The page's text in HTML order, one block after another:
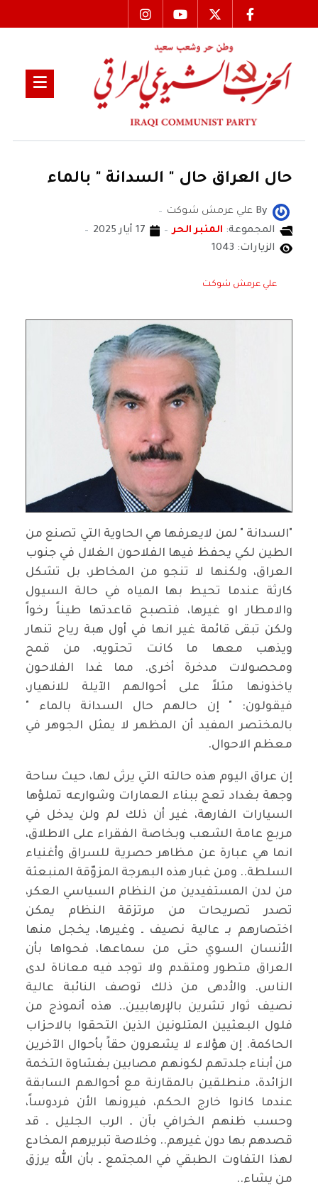
حال العراق حال " السدانة " بالماء
By علي عرمش شوكت
المجموعة: المنبر الحر
17 أيار 2025
الزيارات: 1043
علي عرمش شوكت
"السدانة " لمن لايعرفها هي الحاوية التي تصنع من
الطين لكي يحفظ فيها الفلاحون الغلال في جنوب
العراق، ولكنها لا تنجو من المخاطر، بل تشكل
كارثة عندما تحيط بها المياه في حالة السيول
والامطار او غيرها، فتصبح قاعدتها طيناً رخواً
ولكن تبقى قائمة غير انها في أول هبة رياح تنهار
ويذهب معها ما كانت تحتويه، من قمح
ومحصولات مدخرة أخرى. مما غدا الفلاحون
ياخذونها مثلاً على أحوالهم الآيلة للانهيار،
فيقولون: " إن حالهم حال السدانة بالماء "
بالمختصر المفيد أن المظهر لا يمثل الجوهر في
معظم الاحوال.
إن عراق اليوم هذه حالته التي يرثى لها، حيث ساحة
وجهة بغداد تعج ببناء العمارات وشوارعه تملؤها
السيارات الفارهة، غير أن ذلك لم ولن يدخل في
مربع عامة الشعب وبخاصة الفقراء على الاطلاق،
انما هي عبارة عن مظاهر حصرية للسراق وأغنياء
السلطة.. ومن غبار هذه البهرجة المزوّقة المنبعثة
من لدن المستفيدين من النظام السياسي العكر،
تصدر تصريحات من مرتزقة النظام يمكن
اختصارهم بـ عالية نصيف ـ وغيرها، يخجل منها
الأنسان السوي حتى من سماعها، فحواها بأن
العراق متطور ومتقدم ولا توجد فيه معاناة لدى
الناس. والأدهى من ذلك توصف النائبة عالية
نصيف ثوار تشرين بالإرهابيين.. هذه أنموذج من
فلول البعثيين المتلونين الذين التحقوا بالاحزاب
الحاكمة. إن هؤلاء لا يشعرون حقاً بأحوال الآخرين
من أبناء جلدتهم لكونهم مصابين بغشاوة التخمة
الزائدة، منطلقين بالمقارنة مع أحوالهم السابقة
عندما كانوا خارج الحكم، فيرونها الأن فردوساً،
وحسب ظنهم الخرافي بآن ـ الرب الجليل ـ قد
قصدهم بها دون غيرهم.. وخلاصة تبريرهم المخادع
لهذا التفاوت الطبقي في المجتمع ـ بأن الله يرزق
من يشاء..